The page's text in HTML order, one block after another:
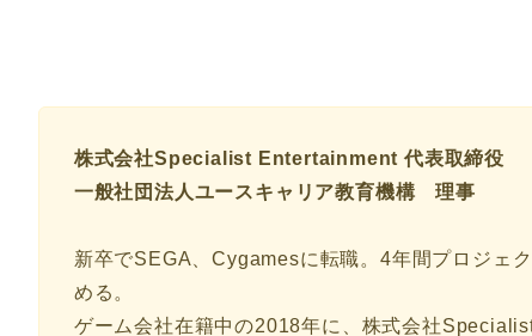
株式会社Specialist Entertainment 代表取締役
一般社団法人ユースキャリア教育機構 理事
新卒でSEGA、Cygamesに転職。4年間プロジェ
める。
ゲーム会社在籍中の2018年に、株式会社